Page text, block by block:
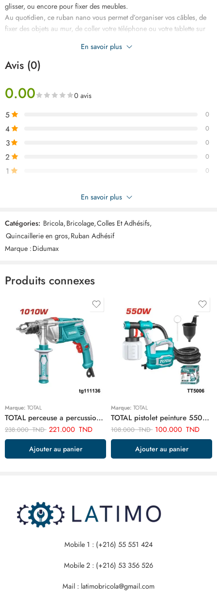
glisser, ou encore pour fixer des meubles.
Au quotidien, ce ruban nano vous permet d’organiser vos câbles, de
fixer des objets au mur, de coller votre téléphone ou votre tablette sur
objet où vous le souhaitez.En savoir plus
Avis (0)
0.00 0 avis
5 0
4 0
3 0
2 0
1 0
Soyez le premier à donner votre avis sur “DIDUMAX Scotch
double face transparent gm ART03598”
Commentaires
Il n'y a pas encore de critiques.
En savoir plus
Catégories: Bricola,Bricolage,Colles Et Adhésifs,
Quincaillerie en gros,Ruban Adhésif
Marque :Didumax
Produits connexes
Marque: TOTAL
TOTAL perceuse a percussion 13mm-1010w TG111136
238.000TND 221.000 TND
Ajouter au panier
Marque: TOTAL
TOTAL pistolet peinture 550w TT5006
108.000TND 100.000 TND
Ajouter au panier
Mobile 1 : (+216) 55 551 424
Mobile 2 : (+216) 53 356 526
Mail : latimobricola@gmail.com